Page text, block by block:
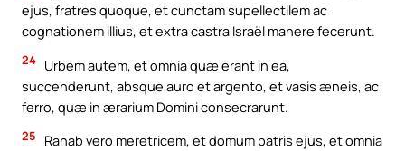
ejus, fratres quoque, et cunctam supellectilem ac
cognationem illius, et extra castra Israël manere fecerunt.
24 Urbem autem, et omnia quæ erant in ea,
succenderunt, absque auro et argento, et vasis æneis, ac
ferro, quæ in ærarium Domini consecrarunt.
25
Rahab vero meretricem, et domum patris ejus, et omnia